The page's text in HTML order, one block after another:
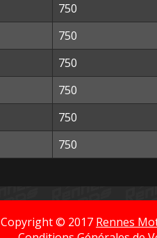
750
750
750
750
750
750
Copyright © 2017 Rennes